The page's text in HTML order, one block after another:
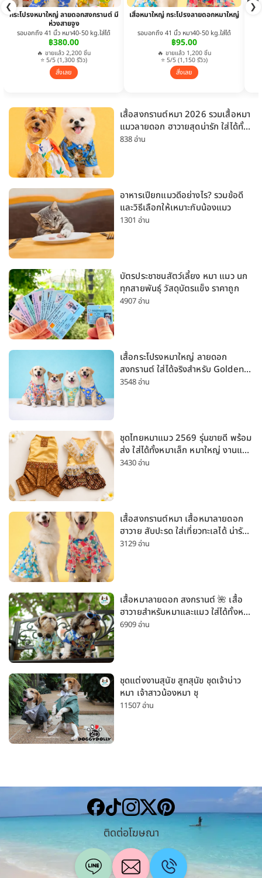
❮ ❯
กระโปรงหมาใหญ่ ลายดอกสงกรานต์ มี
ห่วงสายจูง
รอบอกถึง 41 นิ้ว หมา40-50 kg.ใส่ได้
฿380.00
🔥 ขายแล้ว 2,200 ชิ้น
⭐ 5/5 (1,300 รีวิว)
สั่งเลย
เสื้อหมาใหญ่ กระโปรงลายดอกหมาใหญ่
รอบอกถึง 41 นิ้ว หมา40-50 kg.ใส่ได้
฿95.00
🔥 ขายแล้ว 1,200 ชิ้น
⭐ 5/5 (1,150 รีวิว)
สั่งเลย
เสื้อสงกรานต์หมา 2026 รวมเสื้อหมา
แมวลายดอก ฮาวายสุดน่ารัก ใส่ได้ทั้ง
หมาเล็กและหมาใหญ่
838 อ่าน
อาหารเปียกแมวดีอย่างไร? รวมข้อดี
และวิธีเลือกให้เหมาะกับน้องแมว
1301 อ่าน
บัตรประชาชนสัตว์เลี้ยง หมา แมว นก
ทุกสายพันธุ์ วัสดุบัตรแข็ง ราคาถูก
4907 อ่าน
เสื้อกระโปรงหมาใหญ่ ลายดอก
สงกรานต์ ใส่ได้จริงสำหรับ Golden
Husky Labrador [อัปเดต 2026]
3548 อ่าน
ชุดไทยหมาแมว 2569 รุ่นขายดี พร้อม
ส่ง ใส่ได้ทั้งหมาเล็ก หมาใหญ่ งานแต่ง
สงกรานต์ ลอยกระทง
3430 อ่าน
เสื้อสงกรานต์หมา เสื้อหมาลายดอก
ฮาวาย สับปะรด ใส่เที่ยวทะเลได้ น่ารัก
ใส่ได้ทั้งหมาเล็กและหมาใหญ่
3129 อ่าน
เสื้อหมาลายดอก สงกรานต์ 🌺 เสื้อ
ฮาวายสำหรับหมาและแมว ใส่ได้ทั้งหมา
เล็กและหมาใหญ่ ใส่เที่ยวทะเลน่ารัก
6909 อ่าน
ชุดแต่งงานสุนัข สูทสุนัข ชุดเจ้าบ่าว
หมา เจ้าสาวน้องหมา ชุ
11507 อ่าน
ติดต่อโฆษณา